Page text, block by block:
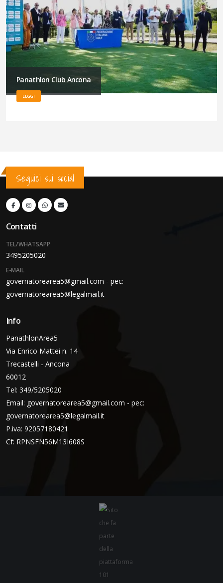
Panathlon Club Ancona
LEGGI
Seguici sui social
Contatti
TEL/WHATSAPP
3495205020
E-MAIL
governatorearea5@gmail.com - pec:
governatorearea5@legalmail.it
Info
PanathlonArea5
Via Enrico Mattei n. 14
Trecastelli - Ancona
60012
Tel: 349/5205020
Email: governatorearea5@gmail.com - pec:
governatorearea5@legalmail.it
P.iva: 92057180421
Cf: RPNSFN56M13I608S